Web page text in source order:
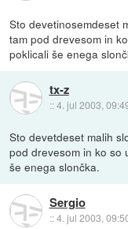
Sto devetinosemdeset
tam pod drevesom in
poklicali še enega
tx-z
::4. jul 2003,
Sto devetdeset malih
pod drevesom in ko so
še enega slončka.
Sergio
::4. jul 2003,